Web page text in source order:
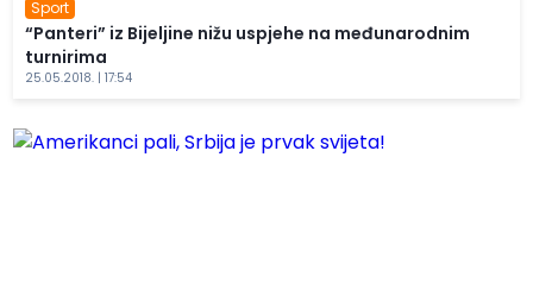
Sport
“Panteri” iz Bijeljine nižu uspjehe na međunarodnim
turnirima
25.05.2018. | 17:54